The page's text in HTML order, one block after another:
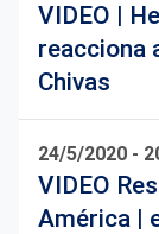
VIDEO |
reacciona
Chivas
24/5/2020 -
VIDEO
América |